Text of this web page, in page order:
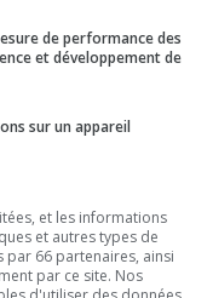
de performance des
et développement de
sur un appareil
et les informations
et autres types de
66 partenaires, ainsi
par ce site. Nos